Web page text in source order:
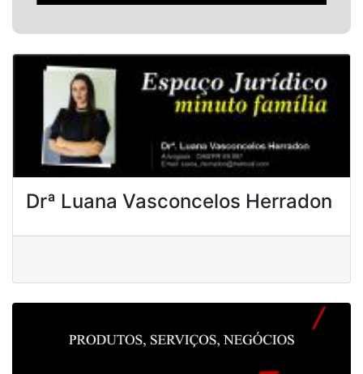
Drª Luana Vasconcelos Herradon